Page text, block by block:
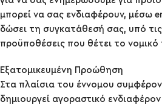
μπορεί να σας ενδιαφέρουν, μέσω
δώσει τη συγκατάθεσή σας, υπό τις
προϋποθέσεις που θέτει το νομικό
Εξατομικευμένη Προώθηση
Στα πλαίσια του έννομου
δημιουργεί αγοραστικό